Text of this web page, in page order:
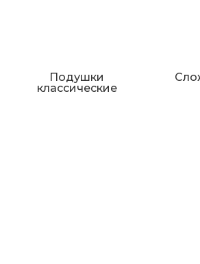
Подушки
классические